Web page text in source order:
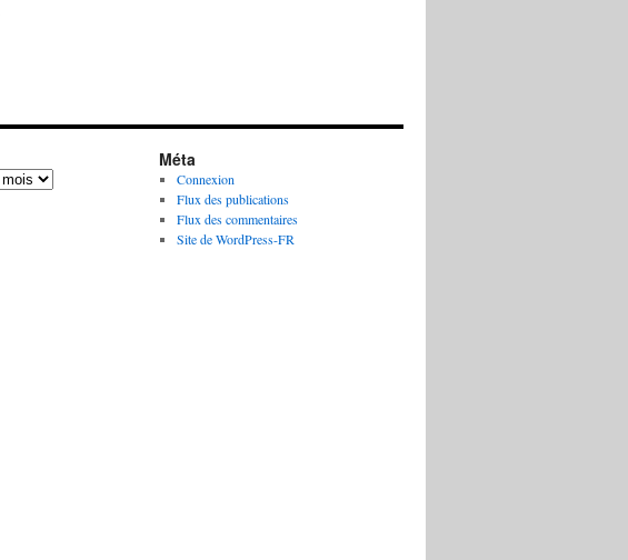
Méta
Connexion
Flux des publications
Flux des commentaires
Site de WordPress-FR